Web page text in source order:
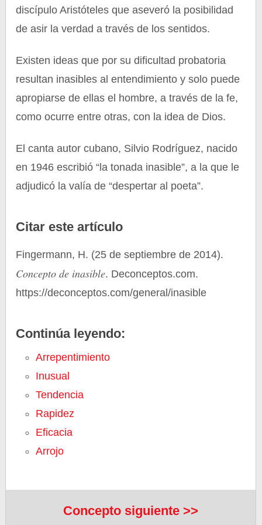
discípulo Aristóteles que aseveró la posibilidad
de asir la verdad a través de los sentidos.
Existen ideas que por su dificultad probatoria
resultan inasibles al entendimiento y solo puede
apropiarse de ellas el hombre, a través de la fe,
como ocurre entre otras, con la idea de Dios.
El canta autor cubano, Silvio Rodríguez, nacido
en 1946 escribió “la tonada inasible”, a la que le
adjudicó la valía de “despertar al poeta”.
Citar este artículo
Fingermann, H. (25 de septiembre de 2014).
Concepto de inasible. Deconceptos.com.
https://deconceptos.com/general/inasible
Continúa leyendo:
Arrepentimiento
Inusual
Tendencia
Rapidez
Eficacia
Arrojo
Concepto siguiente >>